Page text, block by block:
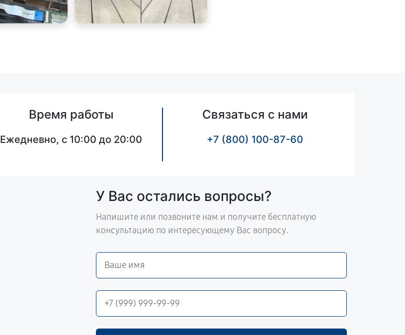
Время работы
Ежедневно, с 10:00 до 20:00
Связаться с нами
+7 (800) 100-87-60
У Вас остались вопросы?
Напишите или позвоните нам и получите бесплатную
консультацию по интересующему Вас вопросу.